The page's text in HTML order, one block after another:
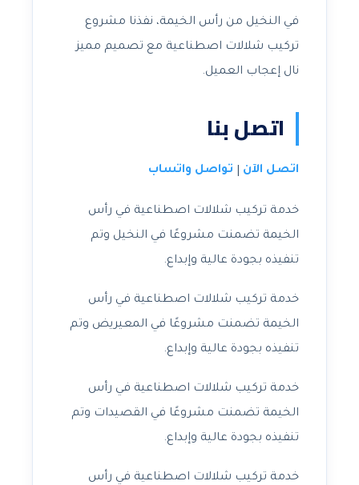
في النخيل من رأس الخيمة، نفذنا مشروع
تركيب شلالات اصطناعية مع تصميم مميز
نال إعجاب العميل.
اتصل بنا
اتصل الآن تواصل واتساب
خدمة تركيب شلالات اصطناعية في رأس
الخيمة تضمنت مشروعًا في النخيل وتم
تنفيذه بجودة عالية وإبداع.
خدمة تركيب شلالات اصطناعية في رأس
الخيمة تضمنت مشروعًا في المعيريض وتم
تنفيذه بجودة عالية وإبداع.
خدمة تركيب شلالات اصطناعية في رأس
الخيمة تضمنت مشروعًا في القصيدات وتم
تنفيذه بجودة عالية وإبداع.
خدمة تركيب شلالات اصطناعية في رأس